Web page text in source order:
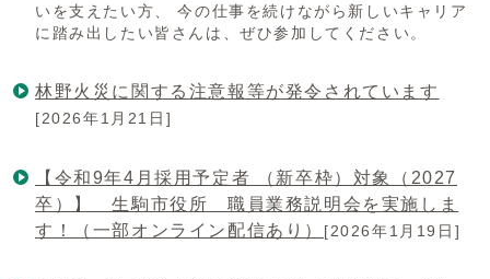
いを支えたい方、 今の仕事を続けながら新しいキャリア
に踏み出したい皆さんは、ぜひ参加してください。
林野火災に関する注意報等が発令されています
[2026年1月21日]
【令和9年4月採用予定者 （新卒枠）対象（2027
卒）】 生駒市役所 職員業務説明会を実施しま
す！（一部オンライン配信あり） [2026年1月19日]